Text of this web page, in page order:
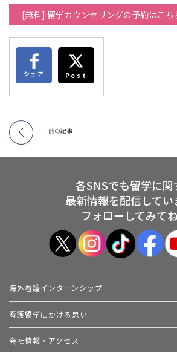
[無料] 留学カウンセリングの予約はこち
シェア Post
前の記事
各SNSでも留学に関
最新情報を配信してい
フォローしてみて
海外看護インターンシップ
看護留学にかける思い
会社情報・アクセス